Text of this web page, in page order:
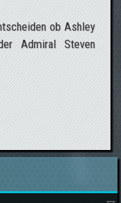
ob Ashley
Admiral Steven